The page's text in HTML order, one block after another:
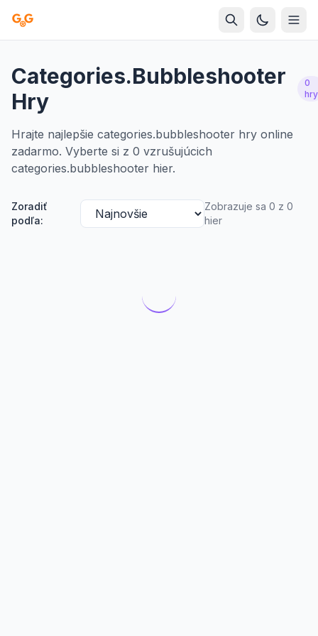
Categories.bubbleshooter
Hry
0
hry
Hrajte najlepšie categories.bubbleshooter hry online
zadarmo. Vyberte si z 0 vzrušujúcich
categories.bubbleshooter hier.
Zoradiť
podľa:
Zobrazuje sa 0 z 0
hier